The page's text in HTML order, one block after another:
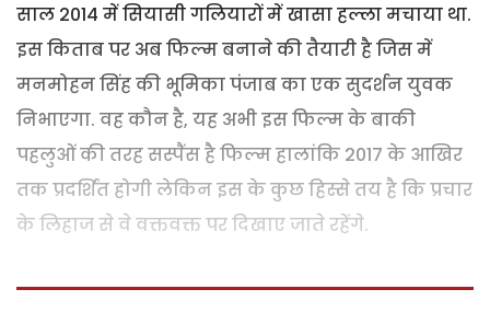
साल 2014 में सियासी गलियारों में खासा हल्ला मचाया था.
इस किताब पर अब फिल्म बनाने की तैयारी है जिस में
मनमोहन सिंह की भूमिका पंजाब का एक सुदर्शन युवक
निभाएगा. वह कौन है, यह अभी इस फिल्म के बाकी
पहलुओं की तरह सस्पैंस है फिल्म हालांकि 2017 के आखिर
तक प्रदर्शित होगी लेकिन इस के कुछ हिस्से तय है कि प्रचार
के लिहाज से वे वक्तवक्त पर दिखाए जाते रहेंगे.